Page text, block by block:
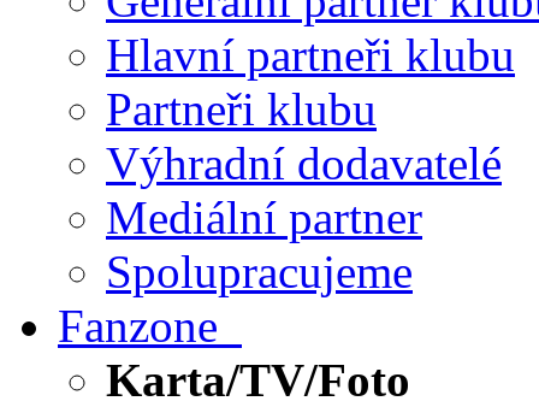
Hlavní partneři klubu
Partneři klubu
Výhradní dodavatelé
Mediální partner
Spolupracujeme
Fanzone
Karta/TV/Foto